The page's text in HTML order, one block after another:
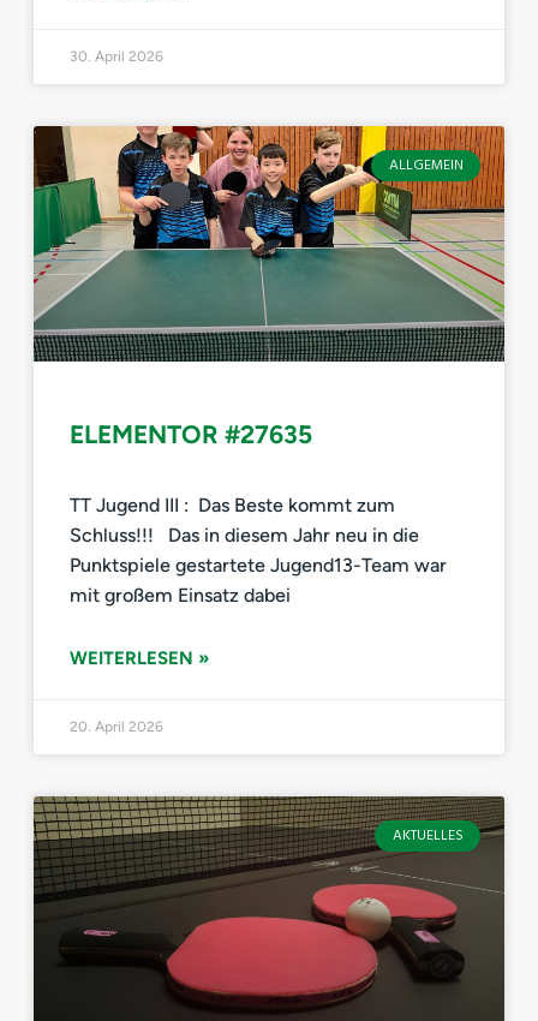
30. April 2026
ALLGEMEIN
ELEMENTOR #27635
TT Jugend III : Das Beste kommt zum
Schluss!!! Das in diesem Jahr neu in die
Punktspiele gestartete Jugend13-Team war
mit großem Einsatz dabei
WEITERLESEN »
20. April 2026
AKTUELLES